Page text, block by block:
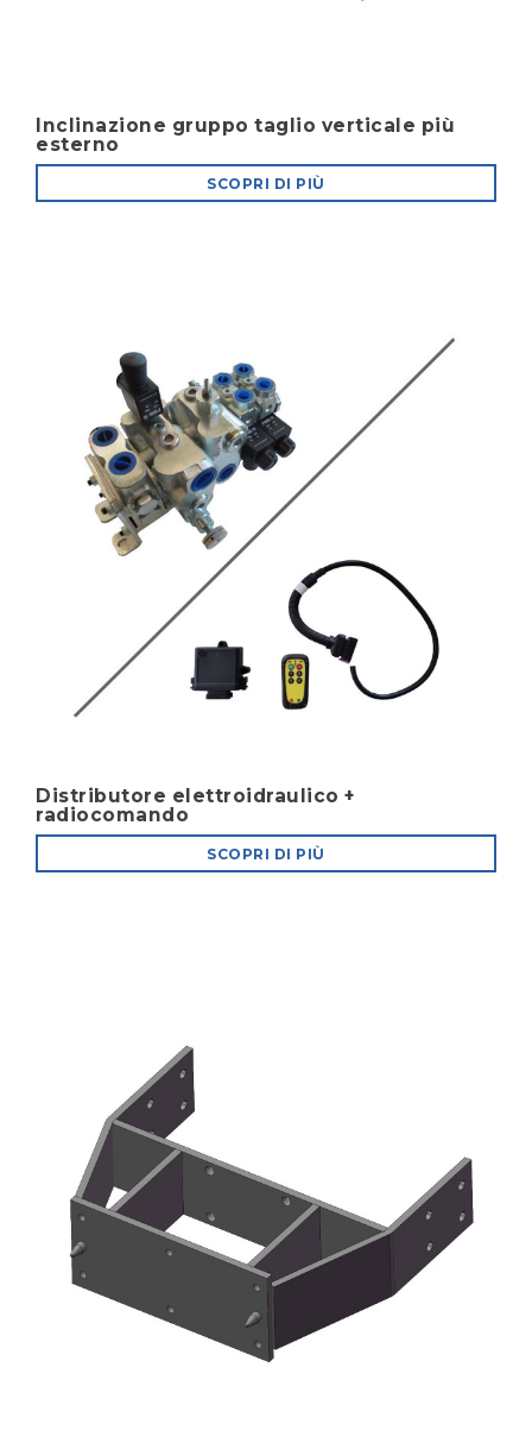
Inclinazione gruppo taglio verticale più
esterno
SCOPRI DI PIÙ
Distributore elettroidraulico +
radiocomando
SCOPRI DI PIÙ